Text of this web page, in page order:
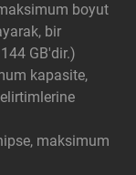
boyut
bir
GB'dir.)
kapasite,
maksimum